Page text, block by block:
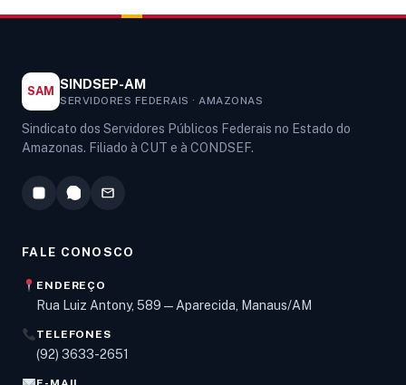
SAM SINDSEP-AM
SERVIDORES FEDERAIS · AMAZONAS
Sindicato dos Servidores Públicos Federais no Estado do
Amazonas. Filiado à CUT e à CONDSEF.
FALE CONOSCO
ENDEREÇO
Rua Luiz Antony, 589 — Aparecida, Manaus/AM
TELEFONES
(92) 3633-2651
Olá! Digite um assunto e vou buscar em nossas